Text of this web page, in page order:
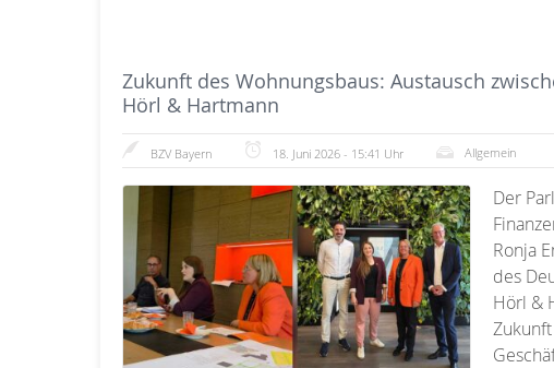
Zukunft des Wohnungsbaus: Austausch
Hörl & Hartmann
BZV Bayern 18. Juni 2026 - 15:41 Uhr Allgemein
Der
Ronja
des
Hörl &